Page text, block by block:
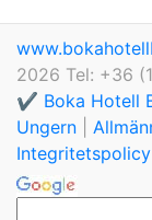
2026 Tel: +36
✔️ Boka Hotell
Ungern
Integritetspolicy